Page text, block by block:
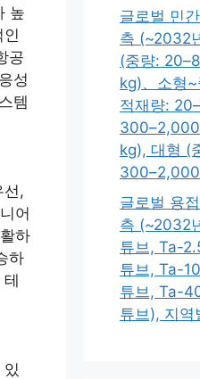
높
공
성
템
선,
어
하
하
글로벌 민
측 (~2032
(중량:
kg)、소형
적재량:
kg), 대형 (
글로벌 용
측 (~2032
튜브, Ta-
튜브, Ta-
튜브, Ta-
튜브), 지역